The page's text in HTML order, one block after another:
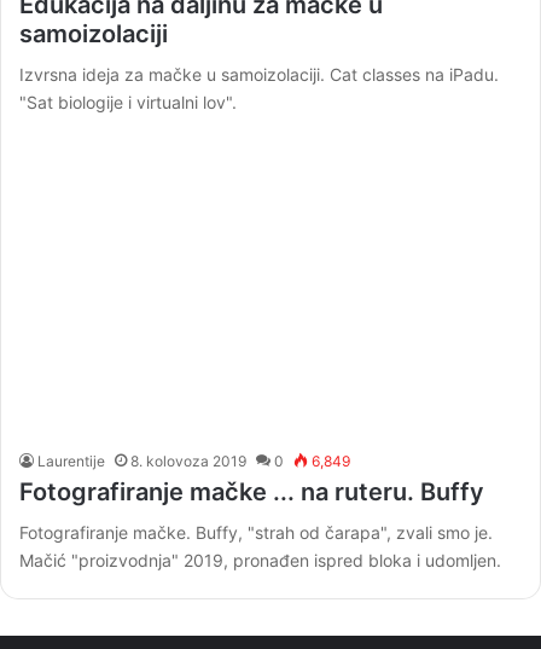
samoizolaciji
Izvrsna ideja za mačke u samoizolaciji. Cat classes na iPadu.
"Sat biologije i virtualni lov".
Laurentije 8. kolovoza 2019 0 6,849
Fotografiranje mačke ... na ruteru. Buffy
Fotografiranje mačke. Buffy, "strah od čarapa", zvali smo je.
Mačić "proizvodnja" 2019, pronađen ispred bloka i udomljen.